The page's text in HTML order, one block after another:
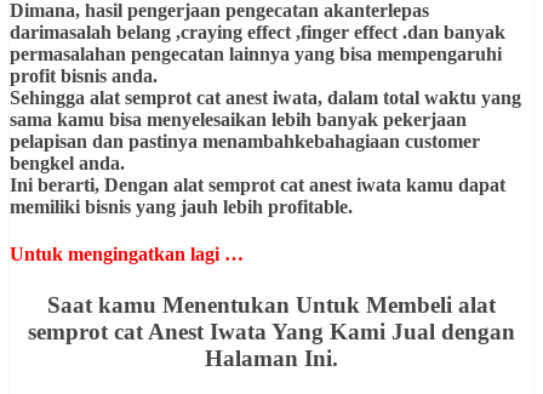
Dimana, hasil pengerjaan pengecatan akanterlepas
darimasalah belang ,craying effect ,finger effect .dan banyak
permasalahan pengecatan lainnya yang bisa mempengaruhi
profit bisnis anda.
Sehingga alat semprot cat anest iwata, dalam total waktu yang
sama kamu bisa menyelesaikan lebih banyak pekerjaan
pelapisan dan pastinya menambahkebahagiaan customer
bengkel anda.
Ini berarti, Dengan alat semprot cat anest iwata kamu dapat
memiliki bisnis yang jauh lebih profitable.
Untuk mengingatkan lagi …
Saat kamu Menentukan Untuk Membeli alat
semprot cat Anest Iwata Yang Kami Jual dengan
Halaman Ini.